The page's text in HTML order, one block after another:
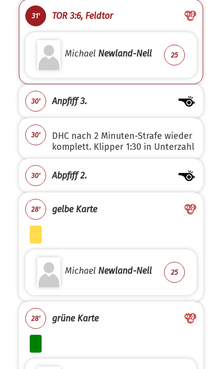
31' TOR 3:6, Feldtor
Michael Newland-Nell 25
30' Anpfiff 3.
30'
DHC nach 2 Minuten-Strafe wieder
komplett. Klipper 1:30 in Unterzahl
30' Abpfiff 2.
28' gelbe Karte
Michael Newland-Nell 25
28' grüne Karte